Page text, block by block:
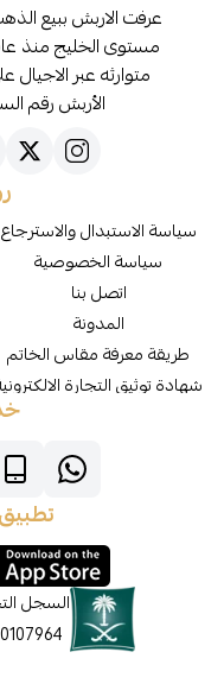
عرفت الاربش ببيع
متوارثه عبر
الأربش رقم السجل
سياسة الاستبدال والاسترجاع
سياسة الخصوصية
اتصل بنا
المدونة
طريقة معرفة مقاس الخاتم
شهادة توثيق التجارة
السجل